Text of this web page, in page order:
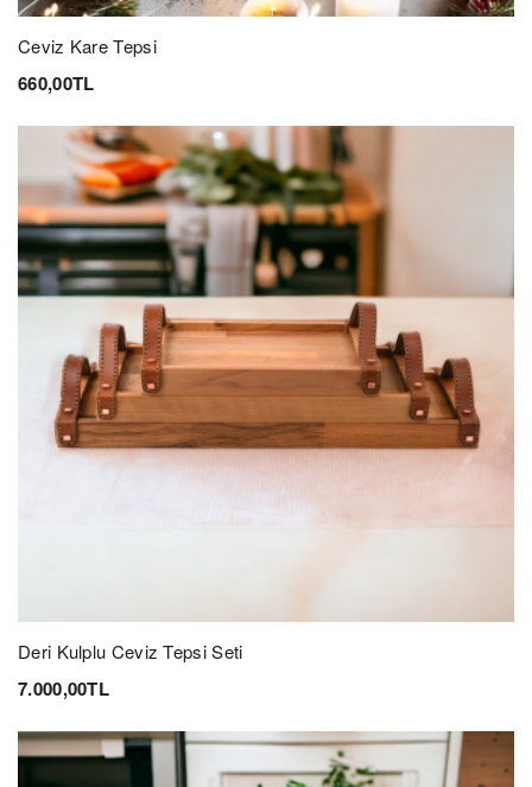
Ceviz Kare Tepsi
660,00TL
Deri Kulplu Ceviz Tepsi Seti
7.000,00TL